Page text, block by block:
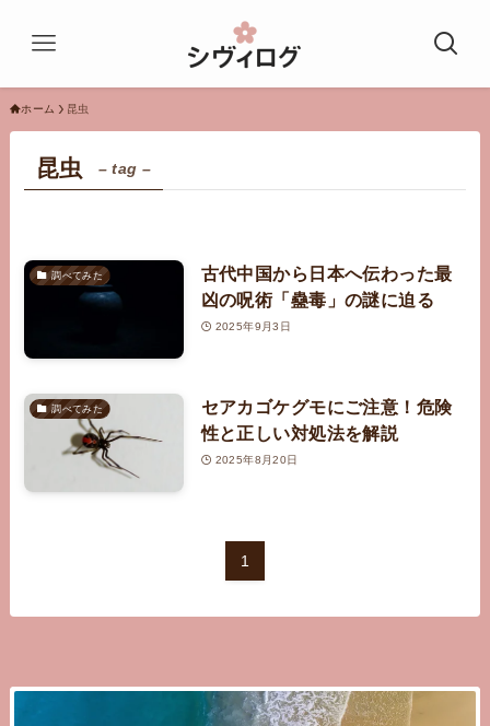
ホーム 昆虫
昆虫 – tag –
調べてみた
古代中国から日本へ伝わった最
凶の呪術「蠱毒」の謎に迫る
2025年9月3日
調べてみた
セアカゴケグモにご注意！危険
性と正しい対処法を解説
2025年8月20日
1